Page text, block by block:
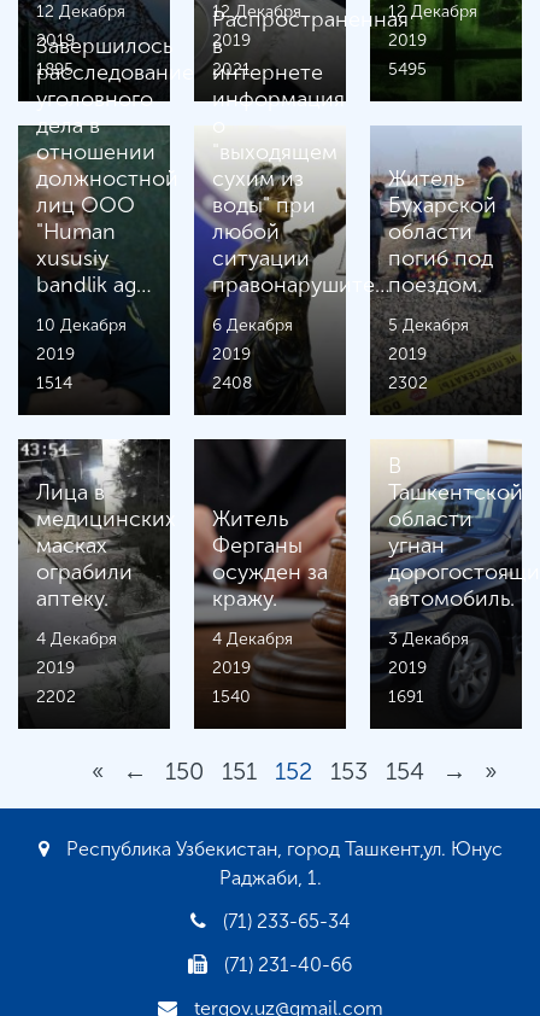
12 Декабря
2019
1895
12 Декабря
2019
2021
12 Декабря
2019
5495
Завершилось
расследование
уголовного
дела в
отношении
должностной
лиц ООО
"Human
xususiy
bandlik ag…
10 Декабря
2019
1514
Распространенная
в
интернете
информация
"выходящем
сухим из
воды" при
любой
ситуации
правонарушите…
6 Декабря
2019
2408
Житель
Бухарской
области
погиб под
поездом.
5 Декабря
2019
2302
Лица в
медицинских
масках
ограбили
аптеку.
4 Декабря
2019
2202
Житель
Ферганы
осужден за
кражу.
4 Декабря
2019
1540
В
Ташкентской
области
угнан
автомобиль.
3 Декабря
2019
1691
« ← 150 151 152 153 154 → »
Республика Узбекистан, город Ташкент,ул. Юнус
Раджаби, 1.
(71) 233-65-34
(71) 231-40-66
tergov.uz@gmail.com